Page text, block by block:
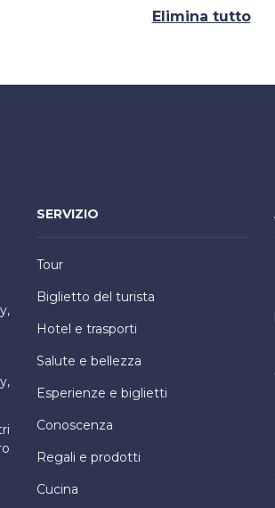
Elimina tutto
SERVIZIO
Tour
Biglietto del turista
Hotel e trasporti
Salute e bellezza
Esperienze e biglietti
Conoscenza
Regali e prodotti
Cucina